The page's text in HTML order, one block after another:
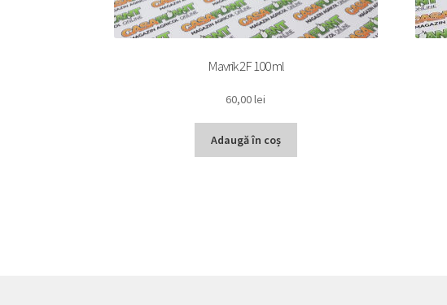
Mavrik 2F 100 ml
60,00lei
Adaugă în coș